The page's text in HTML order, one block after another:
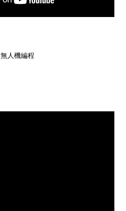
無人機編程